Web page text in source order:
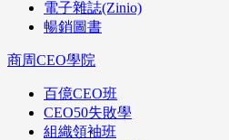
電子雜誌(Zinio)
暢銷圖書
商周CEO學院
百億CEO班
CEO50失敗學
組織領袖班